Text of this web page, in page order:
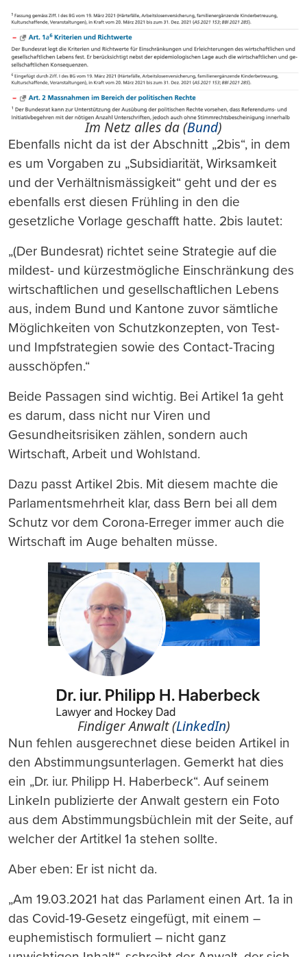
Im Netz alles da (Bund)
Ebenfalls nicht da ist der Abschnitt „2bis“, in dem
es um Vorgaben zu „Subsidiarität, Wirksamkeit
und der Verhältnismässigkeit“ geht und der es
ebenfalls erst diesen Frühling in den die
gesetzliche Vorlage geschafft hatte. 2bis lautet:
„(Der Bundesrat) richtet seine Strategie auf die
mildest- und kürzestmögliche Einschränkung des
wirtschaftlichen und gesellschaftlichen Lebens
aus, indem Bund und Kantone zuvor sämtliche
Möglichkeiten von Schutzkonzepten, von Test-
und Impfstrategien sowie des Contact-Tracing
ausschöpfen.“
Beide Passagen sind wichtig. Bei Artikel 1a geht
es darum, dass nicht nur Viren und
Gesundheitsrisiken zählen, sondern auch
Wirtschaft, Arbeit und Wohlstand.
Dazu passt Artikel 2bis. Mit diesem machte die
Parlamentsmehrheit klar, dass Bern bei all dem
Schutz vor dem Corona-Erreger immer auch die
Wirtschaft im Auge behalten müsse.
Findiger Anwalt (LinkedIn)
Nun fehlen ausgerechnet diese beiden Artikel in
den Abstimmungsunterlagen. Gemerkt hat dies
ein „Dr. iur. Philipp H. Haberbeck“. Auf seinem
LinkeIn publizierte der Anwalt gestern ein Foto
aus dem Abstimmungsbüchlein mit der Seite, auf
welcher der Artitkel 1a stehen sollte.
Aber eben: Er ist nicht da.
„Am 19.03.2021 hat das Parlament einen Art. 1a in
das Covid-19-Gesetz eingefügt, mit einem –
euphemistisch formuliert – nicht ganz